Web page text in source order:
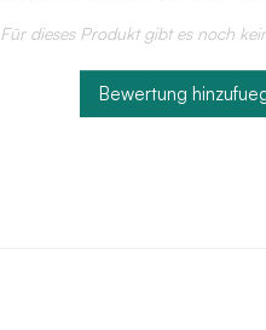
Für dieses Produkt gibt es noch
Bewertung